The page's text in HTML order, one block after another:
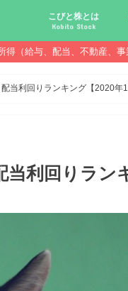
こびと株とは
Kobito Stock
こびと株投資を始め
こびと株の10条件
こびと株のメリット,
こびと株の投資10原
こびと株投資のモデ
得（給与、配当、不動産、
当利回りランキング【2020年
当利回りラン